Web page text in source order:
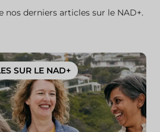
nos derniers articles sur le NAD+.
SUR LE NAD+